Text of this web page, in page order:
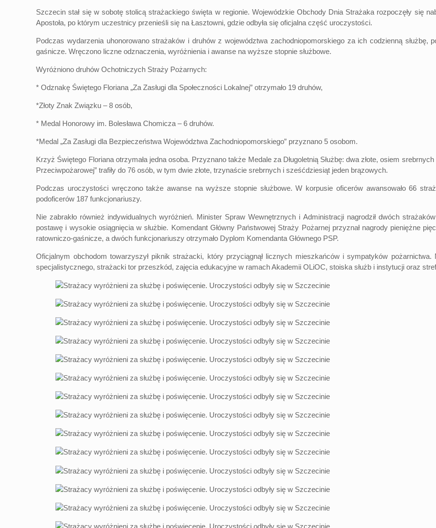
Szczecin stał się w sobotę stolicą strażackiego święta w regionie. Wojewódzkie Obchody Dnia Strażaka rozpoczęły się
Apostoła, po którym uczestnicy przenieśli się na Łasztowni, gdzie odbyła się oficjalna część uroczystości.
Podczas wydarzenia uhonorowano strażaków i druhów z województwa zachodniopomorskiego za ich codzienną służbę,
gaśnicze. Wręczono liczne odznaczenia, wyróżnienia i awanse na wyższe stopnie służbowe.
Wyróżniono druhów Ochotniczych Straży Pożarnych:
* Odznakę Świętego Floriana „Za Zasługi dla Społeczności Lokalnej” otrzymało 19 druhów,
*Złoty Znak Związku – 8 osób,
* Medal Honorowy im. Bolesława Chomicza – 6 druhów.
*Medal „Za Zasługi dla Bezpieczeństwa Województwa Zachodniopomorskiego” przyznano 5 osobom.
Krzyż Świętego Floriana otrzymała jedna osoba. Przyznano także Medale za Długoletnią Służbę: dwa złote, osiem
Przeciwpożarowej” trafiły do 76 osób, w tym dwie złote, trzynaście srebrnych i sześćdziesiąt jeden brązowych.
Podczas uroczystości wręczono także awanse na wyższe stopnie służbowe. W korpusie oficerów awansowało 66
podoficerów 187 funkcjonariuszy.
Nie zabrakło również indywidualnych wyróżnień. Minister Spraw Wewnętrznych i Administracji nagrodził dwóch
postawę i wysokie osiągnięcia w służbie. Komendant Główny Państwowej Straży Pożarnej przyznał nagrody pieniężne
ratowniczo-gaśnicze, a dwóch funkcjonariuszy otrzymało Dyplom Komendanta Głównego PSP.
Oficjalnym obchodom towarzyszył piknik strażacki, który przyciągnął licznych mieszkańców i sympatyków
specjalistycznego, strażacki tor przeszkód, zajęcia edukacyjne w ramach Akademii OLiOC, stoiska służb i instytucji oraz